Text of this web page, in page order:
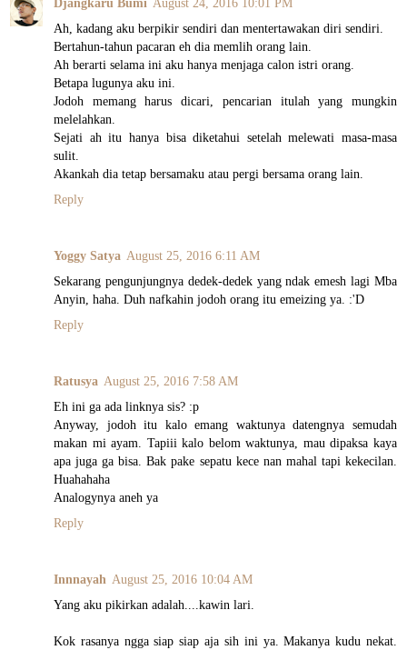
Ah, kadang aku berpikir sendiri dan mentertawakan diri sendiri.
Bertahun-tahun pacaran eh dia memlih orang lain.
Ah berarti selama ini aku hanya menjaga calon istri orang.
Betapa lugunya aku ini.
Jodoh memang harus dicari, pencarian itulah yang mungkin
melelahkan.
Sejati ah itu hanya bisa diketahui setelah melewati masa-masa
sulit.
Akankah dia tetap bersamaku atau pergi bersama orang lain.
Reply
Yoggy Satya August 25, 2016 6:11 AM
Sekarang pengunjungnya dedek-dedek yang ndak emesh lagi Mba
Anyin, haha. Duh nafkahin jodoh orang itu emeizing ya. :'D
Reply
Ratusya August 25, 2016 7:58 AM
Eh ini ga ada linknya sis? :p
Anyway, jodoh itu kalo emang waktunya datengnya semudah
makan mi ayam. Tapiii kalo belom waktunya, mau dipaksa kaya
apa juga ga bisa. Bak pake sepatu kece nan mahal tapi kekecilan.
Huahahaha
Analogynya aneh ya
Reply
Innnayah August 25, 2016 10:04 AM
Yang aku pikirkan adalah....kawin lari.
Kok rasanya ngga siap siap aja sih ini ya. Makanya kudu nekat.